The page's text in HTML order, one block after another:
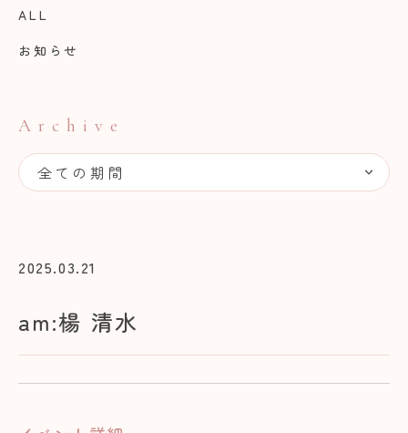
2025.03.21
am:楊 清水
ALL
お知らせ
Archive